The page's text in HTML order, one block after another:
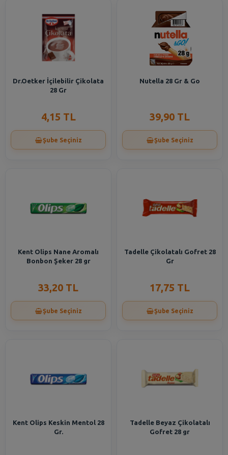
Dr.Oetker İçilebilir Çikolata
28 Gr
4,15 TL
Şube Seçiniz
Nutella 28 Gr & Go
39,90 TL
Şube Seçiniz
Kent Olips Nane Aromalı
Bonbon Şeker 28 gr
33,20 TL
Şube Seçiniz
Tadelle Çikolatalı Gofret 28
Gr
17,75 TL
Şube Seçiniz
Kent Olips Keskin Mentol 28
Gr.
Tadelle Beyaz Çikolatalı
Gofret 28 gr